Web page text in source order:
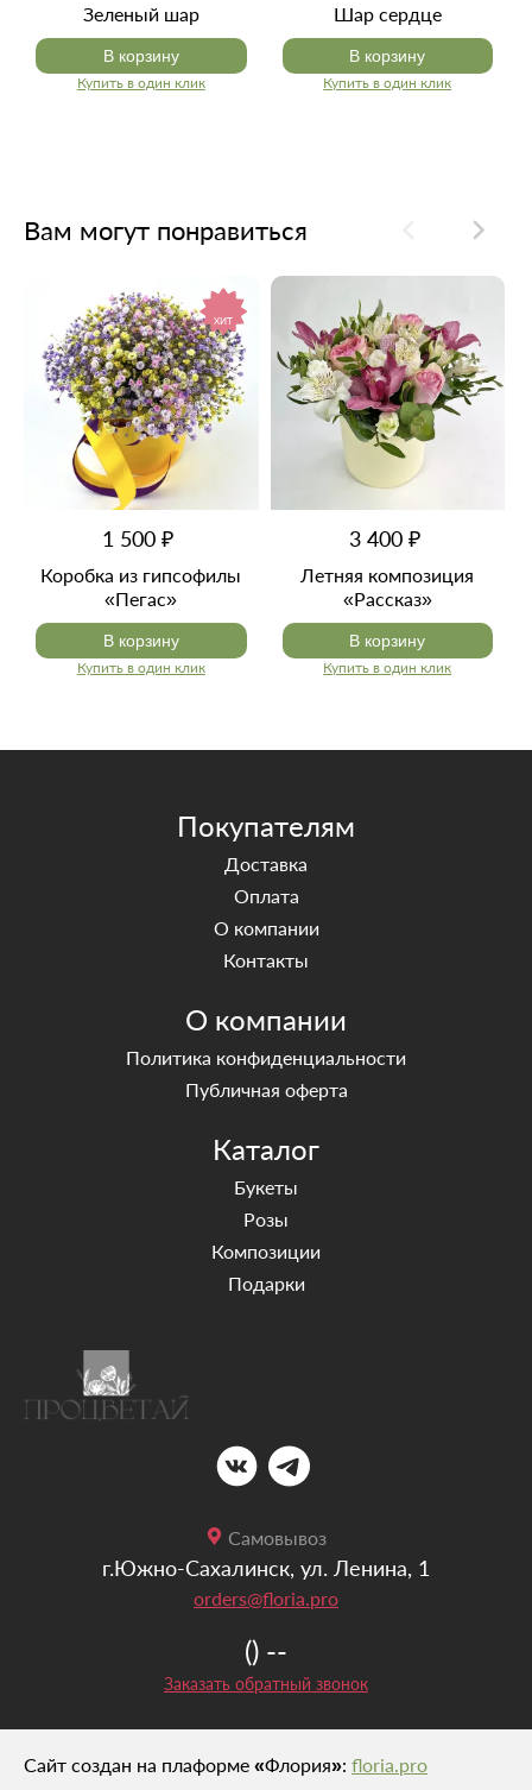
Зеленый шар
Купить в один клик
В корзину
Шар сердце
Купить в один клик
В корзину
Вам могут понравиться
ХИТ
1 500 ₽
Коробка из гипсофилы
«Пегас»
Купить в один клик
В корзину
3 400 ₽
Летняя композиция
«Рассказ»
Купить в один клик
В корзину
Самовывоз
г.Южно-Сахалинск, ул. Ленина, 1
orders@floria.pro
() --
Заказать обратный звонок
Каталог
Букеты
Розы
Композиции
Подарки
Покупателям
Доставка
Оплата
О компании
Контакты
О компании
Политика конфиденциальности
Публичная оферта
Сайт создан на плаформе «Флория»: floria.pro